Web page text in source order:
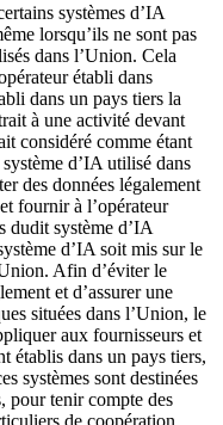
systèmes d’IA
lorsqu’ils ne sont pas
dans l’Union. Cela
établi dans
dans un pays tiers la
à une activité devant
considéré comme étant
d’IA utilisé dans
des données légalement
fournir à l’opérateur
dudit système d’IA
d’IA soit mis sur le
Afin d’éviter le
et d’assurer une
situées dans l’Union, le
aux fournisseurs et
établis dans un pays tiers,
systèmes sont destinées
pour tenir compte des
de coopération